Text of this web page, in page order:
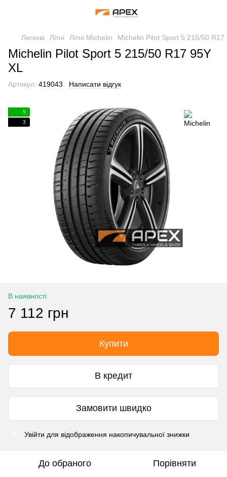
Легкові Літні Літні Michelin Michelin Pilot Sport 5 215/50 R17
Michelin Pilot Sport 5 215/50 R17 95Y
XL
Артикул: 419043 Написати відгук
5
3
В наявності
7 112 грн
Купити
В кредит
Замовити швидко
Увійти для відображення накопичувальної знижки
До обраного Порівняти